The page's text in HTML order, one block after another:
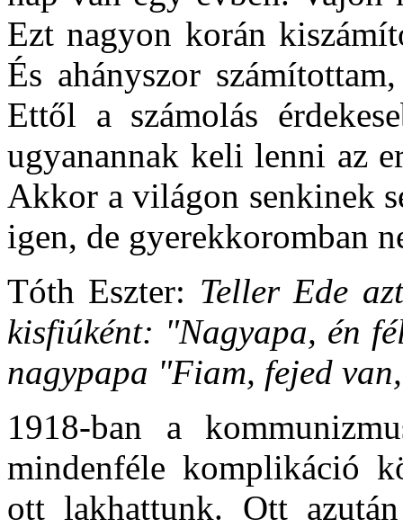
Ezt nagyon korán
És ahányszor
Ettől a számolás
ugyanannak keli lenni az
Akkor a világon senkinek
igen, de gyerekkoromban
Tóth Eszter: Teller Ede
kisfiúként: "Nagyapa, én
nagypapa "Fiam, fejed
1918-ban a
mindenféle komplikáció
ott lakhattunk. Ott